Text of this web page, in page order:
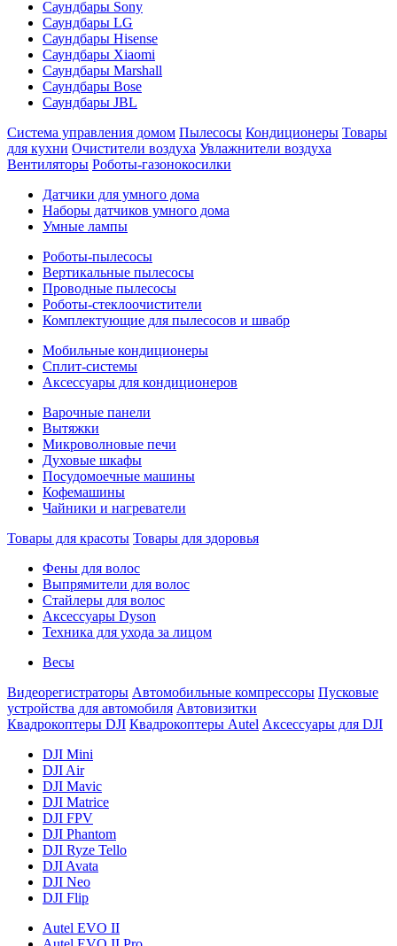
Саундбары Sony
Саундбары LG
Саундбары Hisense
Саундбары Xiaomi
Саундбары Marshall
Саундбары Bose
Саундбары JBL
Система управления домом Пылесосы Кондиционеры Товары
для кухни Очистители воздуха Увлажнители воздуха
Вентиляторы Роботы-газонокосилки
Датчики для умного дома
Наборы датчиков умного дома
Умные лампы
Роботы-пылесосы
Вертикальные пылесосы
Проводные пылесосы
Роботы-стеклоочистители
Комплектующие для пылесосов и швабр
Мобильные кондиционеры
Сплит-системы
Аксессуары для кондиционеров
Варочные панели
Вытяжки
Микроволновые печи
Духовые шкафы
Посудомоечные машины
Кофемашины
Чайники и нагреватели
Товары для красоты Товары для здоровья
Фены для волос
Выпрямители для волос
Стайлеры для волос
Аксессуары Dyson
Техника для ухода за лицом
Весы
Видеорегистраторы Автомобильные компрессоры Пусковые
устройства для автомобиля Автовизитки
Квадрокоптеры DJI Квадрокоптеры Autel Аксессуары для DJI
DJI Mini
DJI Air
DJI Mavic
DJI Matrice
DJI FPV
DJI Phantom
DJI Ryze Tello
DJI Avata
DJI Neo
DJI Flip
Autel EVO II